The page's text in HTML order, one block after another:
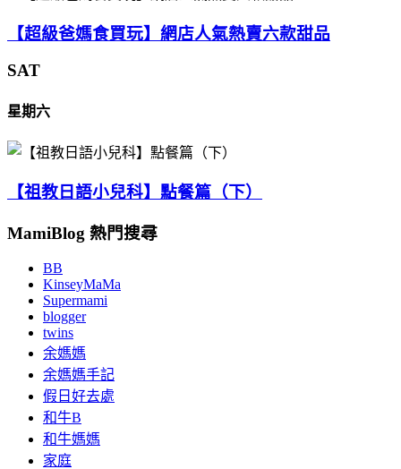
【超級爸媽食買玩】網店人氣熱賣六款甜品
SAT
星期六
【祖教日語小兒科】點餐篇（下）
MamiBlog 熱門搜尋
BB
KinseyMaMa
Supermami
blogger
twins
余媽媽
余媽媽手記
假日好去處
和牛B
和牛媽媽
家庭